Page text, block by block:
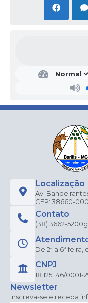
Localização
Av.
CEP: 38660-000
Contato
(38) 3662-5200
De 2ª a 6ª feira,
CNPJ
18.125.146/0001-
Newsletter
Inscreva-se e receba